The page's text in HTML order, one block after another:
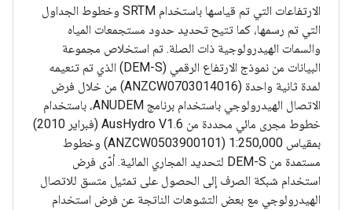
الارتفاعات التي تم قياسها باستخدام SRTM وخطوط الجداول
التي تم رسمها، كما تتيح تحديد حدود مستجمعات المياه
والسمات الهيدرولوجية ذات الصلة. تم استخلاص مجموعة
البيانات من نموذج الارتفاع الرقمي (DEM-S) الذي تم تنعيمه
لمدة ثانية واحدة (ANZCW0703014016) من خلال فرض
الاتصال الهيدرولوجي باستخدام برنامج ANUDEM، باستخدام
خطوط مجرى مائي محددة من AusHydro V1.6 (فبراير 2010)
بمقياس 1:250,000 (ANZCW0503900101) وخطوط
مستمدة من DEM-S لتحديد المجاري المائية. أدّى فرض
استخدام شبكة الصرف إلى الحصول على تمثيل متسق للاتصال
الهيدرولوجي مع بعض التشوهات الناتجة عن فرض استخدام